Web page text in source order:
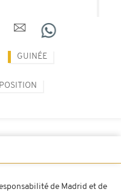
GUINÉE
de Madrid et de